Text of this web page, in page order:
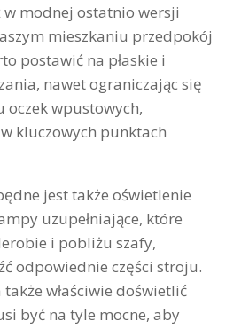
modnej ostatnio wersji
mieszkaniu przedpokój
postawić na płaskie i
nawet ograniczając się
oczek wpustowych,
kluczowych punktach
jest także oświetlenie
uzupełniające, które
i pobliżu szafy,
odpowiednie części stroju.
właściwie doświetlić
być na tyle mocne, aby